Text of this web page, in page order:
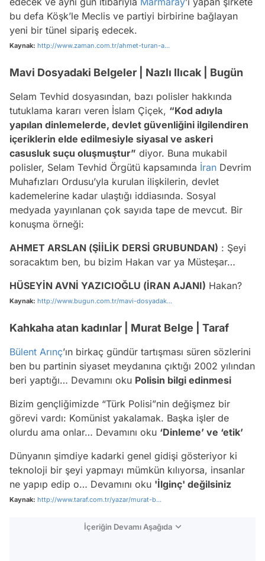
bu defa Köşk’le Meclis ve partiyi birbirine bağlayan
yeni bir tünel sipariş edecek.
Kaynak: http://www.zaman.com.tr/ahmet-turan-a...
Mavi Dosyadaki Belgeler | Nazlı Ilıcak | Bugün
Selam Tevhid dosyasından, bazı polisler hakkında
tutuklama kararı veren İslam Çiçek, “Kod adıyla
yapılan dinlemelerde, devlet güvenliğini ilgilendiren
içeriklerin elde edilmesiyle siyasal ve askeri
casusluk suçu oluşmuştur” diyor. Buna mukabil
polisler, Selam Tevhid Örgütü kapsamında İran Devrim
Muhafızları Ordusu’yla kurulan ilişkilerin, devlet
kademelerine kadar ulaştığı iddiasında. Sosyal
medyada yayınlanan çok sayıda tape de mevcut. Bir
konuşma örneği:
AHMET ARSLAN (ŞİİLİK DERSİ GRUBUNDAN) : Şeyi
soracaktım ben, bu bizim Hakan var ya Müsteşar…
HÜSEYİN AVNİ YAZICIOĞLU (İRAN AJANI) Hakan?
Kaynak: http://www.bugun.com.tr/mavi-dosyadak...
Kahkaha atan kadınlar | Murat Belge | Taraf
Bülent Arınç’ın birkaç gündür tartışması süren sözlerini
ben bu partinin siyaset meydanına çıktığı 2002 yılından
beri yaptığı… Devamını oku Polisin bilgi edinmesi
Bizim gençliğimizde “Türk Polisi”nin değişmez bir
görevi vardı: Komünist yakalamak. Başka işler de
olurdu ama onlar… Devamını oku ‘Dinleme’ ve ‘etik’
Dünyanın şimdiye kadarki genel gidişi gösteriyor ki
teknoloji bir şeyi yapmayı mümkün kılıyorsa, insanlar
ne yapıp edip o… Devamını oku 'İlginç' değilsiniz
Kaynak: http://www.taraf.com.tr/yazar/murat-b...
İçeriğin Devamı Aşağıda